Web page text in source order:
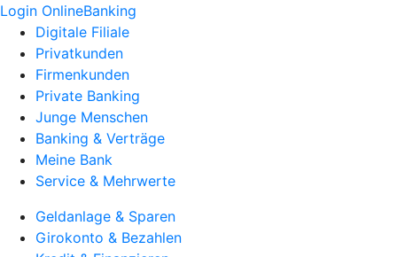
Login OnlineBanking
Digitale Filiale
Privatkunden
Firmenkunden
Private Banking
Junge Menschen
Banking & Verträge
Meine Bank
Service & Mehrwerte
Geldanlage & Sparen
Girokonto & Bezahlen